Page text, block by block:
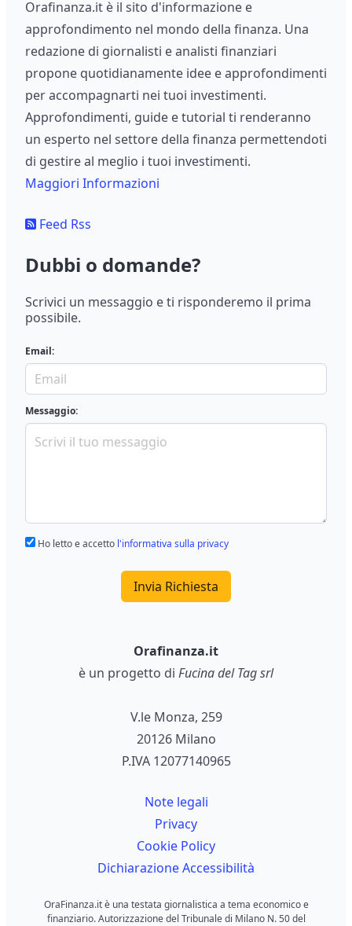
Orafinanza.it è il sito d'informazione e
approfondimento nel mondo della finanza. Una
redazione di giornalisti e analisti finanziari
propone quotidianamente idee e approfondimenti
per accompagnarti nei tuoi investimenti.
Approfondimenti, guide e tutorial ti renderanno
un esperto nel settore della finanza permettendoti
di gestire al meglio i tuoi investimenti.
Maggiori Informazioni
Feed Rss
Dubbi o domande?
Scrivici un messaggio e ti risponderemo il prima
possibile.
Email:
Messaggio:
Ho letto e accetto l'informativa sulla privacy
Invia Richiesta
Orafinanza.it
è un progetto di Fucina del Tag srl
V.le Monza, 259
20126 Milano
P.IVA 12077140965
Note legali
Privacy
Cookie Policy
Dichiarazione Accessibilità
OraFinanza.it è una testata giornalistica a tema economico e
finanziario. Autorizzazione del Tribunale di Milano N. 50 del